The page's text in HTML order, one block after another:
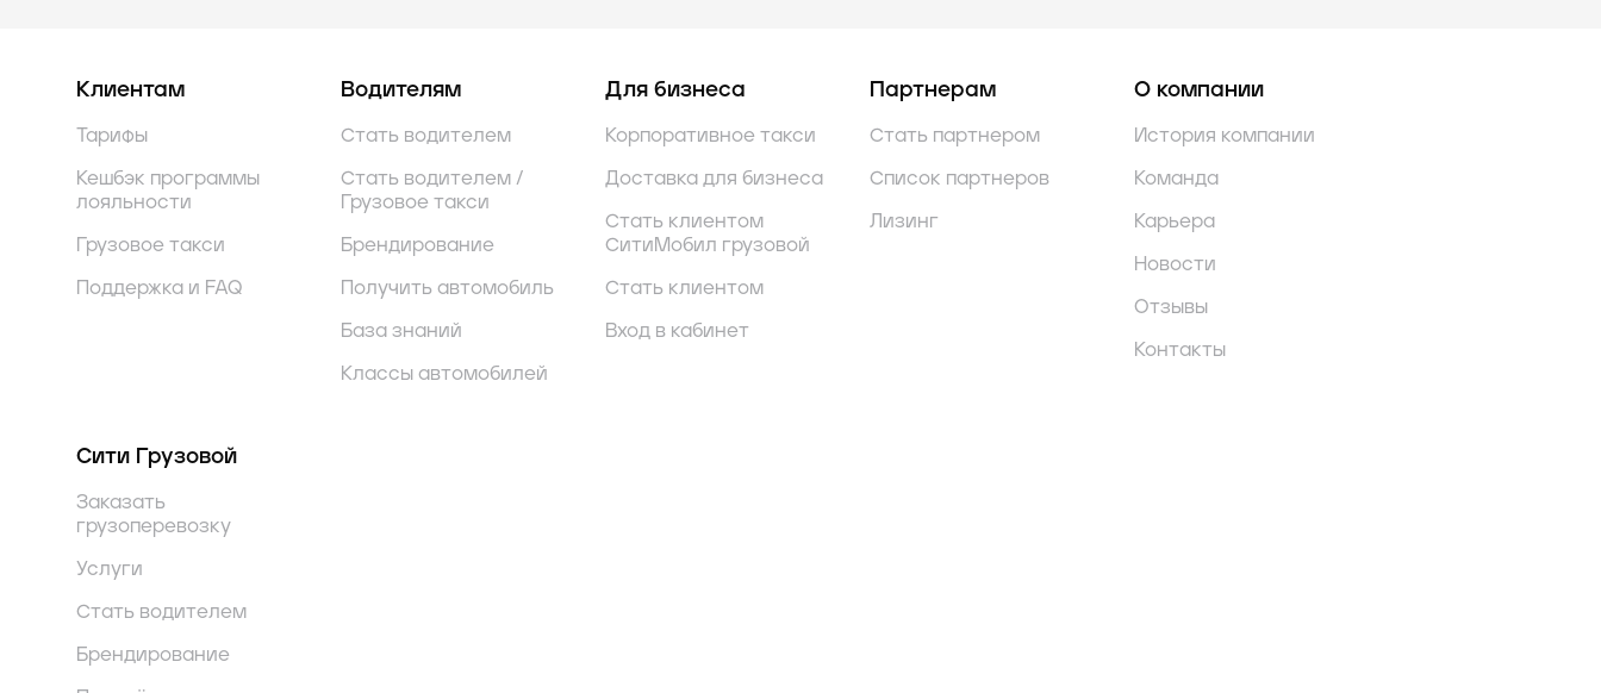
Клиентам
Тарифы
Кешбэк программы
лояльности
Грузовое такси
Поддержка и FAQ
Водителям
Стать водителем
Стать водителем /
Грузовое такси
Брендирование
Получить автомобиль
База знаний
Классы автомобилей
Для бизнеса
Корпоративное такси
Доставка для бизнеса
Стать клиентом
СитиМобил грузовой
Стать клиентом
Вход в кабинет
Партнерам
Стать партнером
Список партнеров
Лизинг
О компании
История компании
Команда
Карьера
Новости
Отзывы
Контакты
Сити Грузовой
Заказать
грузоперевозку
Услуги
Стать водителем
Брендирование